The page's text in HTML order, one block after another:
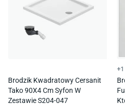
Brodzik Kwadratowy Cersanit
Tako 90X4 Cm Syfon W
Zestawie S204-047